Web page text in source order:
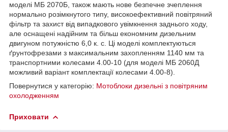
моделі МБ 2070Б, також мають нове безпечне зчеплення
нормально розімкнутого типу, високоефективний повітряний
фільтр та захист від випадкового увімкнення заднього ходу,
але оснащені надійним та більш економним дизельним
двигуном потужністю 6,0 к. с. Ці моделі комплектуються
ґрунтофрезами з максимальним захопленням 1140 мм та
транспортними колесами 4.00-10 (для моделі МБ 2060Д
можливий варіант комплектації колесами 4.00-8).
Повернутися у категорію: Мотоблоки дизельні з повітряним
охолодженням
Приховати